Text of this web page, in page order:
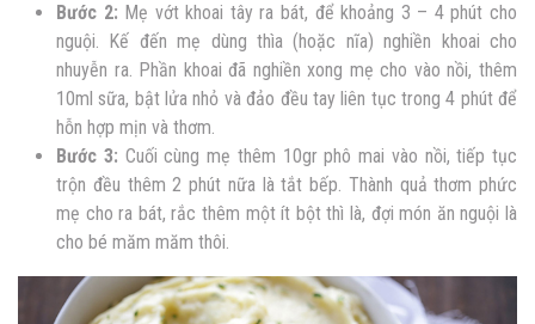
Bước 2: Mẹ vớt khoai tây ra bát, để khoảng 3 – 4 phút cho
nguội. Kế đến mẹ dùng thìa (hoặc nĩa) nghiền khoai cho
nhuyễn ra. Phần khoai đã nghiền xong mẹ cho vào nồi, thêm
10ml sữa, bật lửa nhỏ và đảo đều tay liên tục trong 4 phút để
hỗn hợp mịn và thơm.
Bước 3: Cuối cùng mẹ thêm 10gr phô mai vào nồi, tiếp tục
trộn đều thêm 2 phút nữa là tắt bếp. Thành quả thơm phức
mẹ cho ra bát, rắc thêm một ít bột thì là, đợi món ăn nguội là
cho bé măm măm thôi.